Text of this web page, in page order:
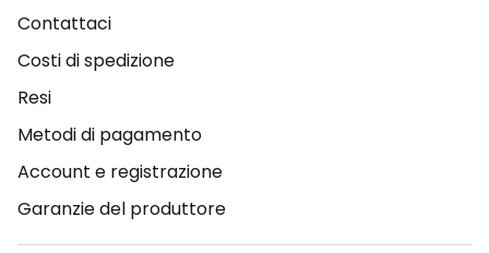
Contattaci
Costi di spedizione
Resi
Metodi di pagamento
Account e registrazione
Garanzie del produttore